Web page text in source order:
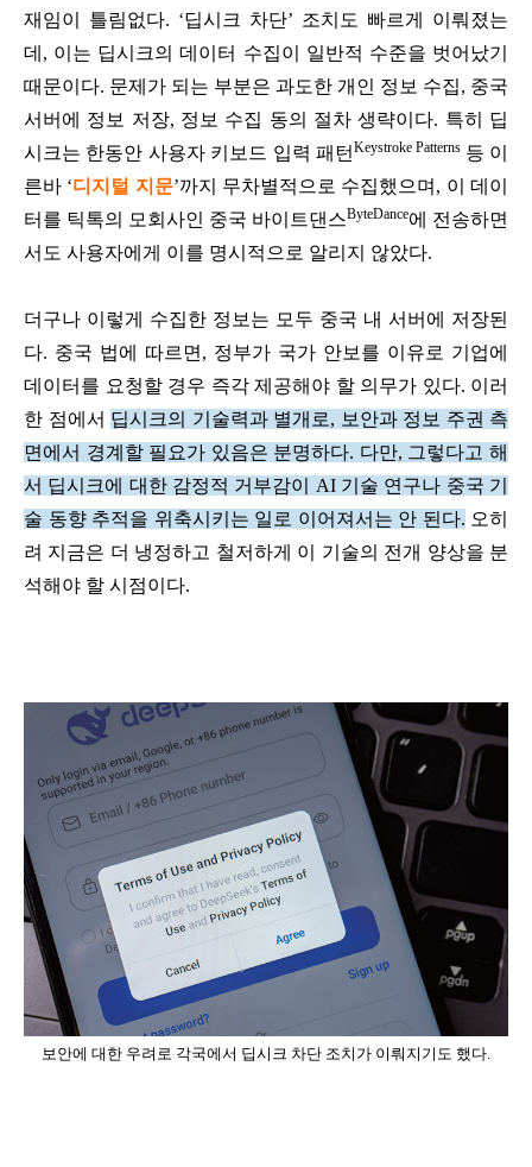
재임이 틀림없다. ‘딥시크 차단’ 조치도 빠르게 이뤄졌는
데, 이는 딥시크의 데이터 수집이 일반적 수준을 벗어났기
때문이다. 문제가 되는 부분은 과도한 개인 정보 수집, 중국
서버에 정보 저장, 정보 수집 동의 절차 생략이다. 특히 딥
시크는 한동안 사용자 키보드 입력 패턴 Keystroke Patterns 등 이
른바 ‘디지털 지문’까지 무차별적으로 수집했으며, 이 데이
터를 틱톡의 모회사인 중국 바이트댄스ByteDance에 전송하면
서도 사용자에게 이를 명시적으로 알리지 않았다.
더구나 이렇게 수집한 정보는 모두 중국 내 서버에 저장된
다. 중국 법에 따르면, 정부가 국가 안보를 이유로 기업에
데이터를 요청할 경우 즉각 제공해야 할 의무가 있다. 이러
한 점에서 딥시크의 기술력과 별개로, 보안과 정보 주권 측
면에서 경계할 필요가 있음은 분명하다. 다만, 그렇다고 해
서 딥시크에 대한 감정적 거부감이 AI 기술 연구나 중국 기
술 동향 추적을 위축시키는 일로 이어져서는 안 된다. 오히
려 지금은 더 냉정하고 철저하게 이 기술의 전개 양상을 분
석해야 할 시점이다.
보안에 대한 우려로 각국에서 딥시크 차단 조치가 이뤄지기도 했다.